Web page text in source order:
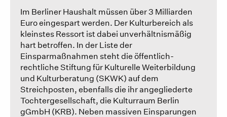
Im Berliner Haushalt müssen über 3 Milliarden
Euro eingespart werden. Der Kulturbereich als
kleinstes Ressort ist dabei unverhältnismäßig
hart betroffen. In der Liste der
Einsparmaßnahmen steht die öffentlich-
rechtliche Stiftung für Kulturelle Weiterbildung
und Kulturberatung (SKWK) auf dem
Streichposten, ebenfalls die ihr angegliederte
Tochtergesellschaft, die Kulturraum Berlin
gGmbH (KRB). Neben massiven Einsparungen